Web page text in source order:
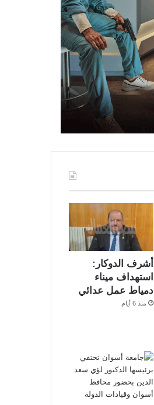
أشرف الدوكار:
استهداف ميناء
دمياط عمل عدائي
منذ 6 أيام